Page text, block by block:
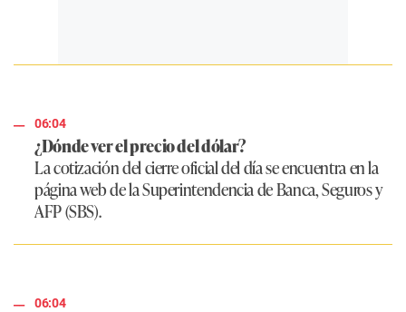
06:04
¿Dónde ver el precio del dólar?
La cotización del cierre oficial del día se encuentra en la
página web de la Superintendencia de Banca, Seguros y
AFP (SBS).
06:04